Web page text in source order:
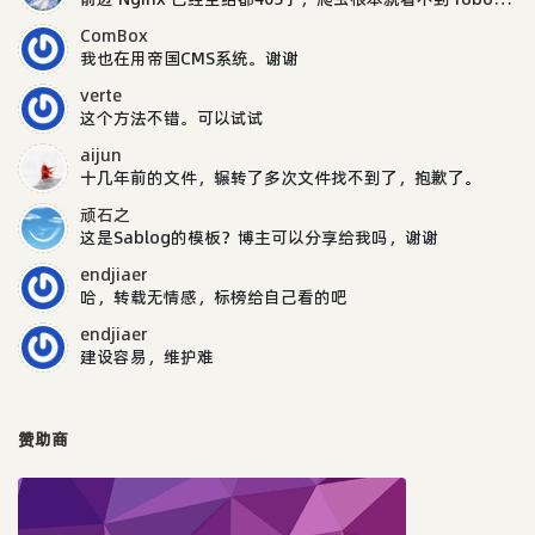
ComBox
我也在用帝国CMS系统。谢谢
verte
这个方法不错。可以试试
aijun
十几年前的文件，辗转了多次文件找不到了，抱歉了。
顽石之
这是Sablog的模板？博主可以分享给我吗，谢谢
endjiaer
哈，转载无情感，标榜给自己看的吧
endjiaer
建设容易，维护难
赞助商